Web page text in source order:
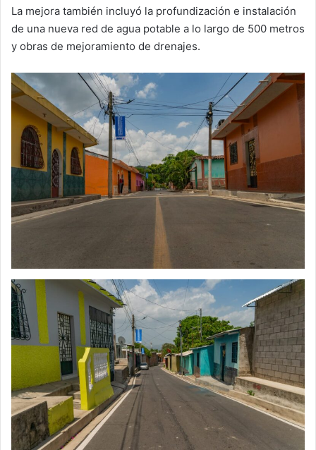
La mejora también incluyó la profundización e instalación
de una nueva red de agua potable a lo largo de 500 metros
y obras de mejoramiento de drenajes.